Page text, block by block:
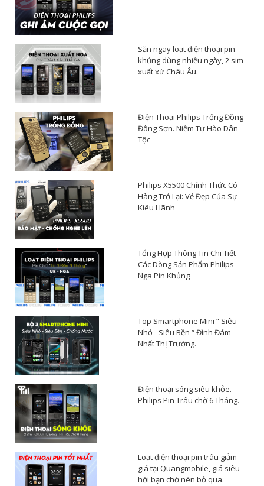
Săn ngay loạt điện thoại pin
khủng dùng nhiều ngày, 2 sim
xuất xứ Châu Âu.
Điện Thoại Philips Trống Đồng
Đông Sơn. Niềm Tự Hào Dân
Tộc
Philips X5500 Chính Thức Có
Hàng Trở Lại: Vẻ Đẹp Của Sự
Kiêu Hãnh
Tổng Hợp Thông Tin Chi Tiết
Các Dòng Sản Phẩm Philips
Nga Pin Khủng
Top Smartphone Mini “ Siêu
Nhỏ - Siêu Bền “ Đình Đám
Nhất Thị Trường.
Điện thoại sóng siêu khỏe.
Philips Pin Trâu chờ 6 Tháng.
Loạt điện thoại pin trâu giảm
giá tại Quangmobile, giá siêu
hời bạn chớ nên bỏ qua.